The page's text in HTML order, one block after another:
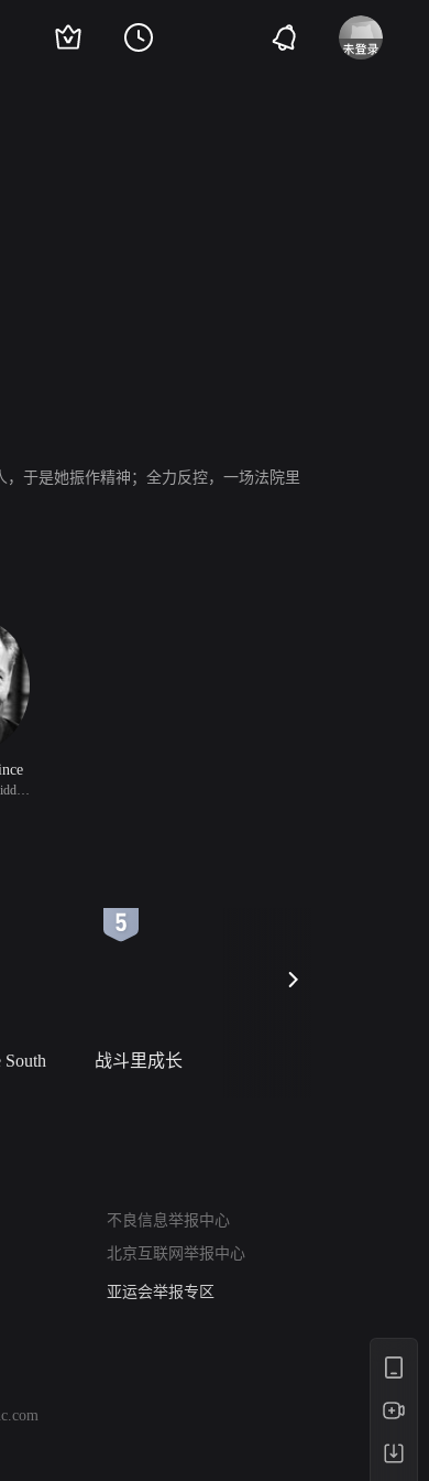
于是她振作精神；全力反控，一场法院里
战斗里成长
不良信息举报中心
北京互联网举报中心
算法推荐专项举报
亚运会举报专区